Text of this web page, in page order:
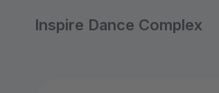
Inspire Dance Complex